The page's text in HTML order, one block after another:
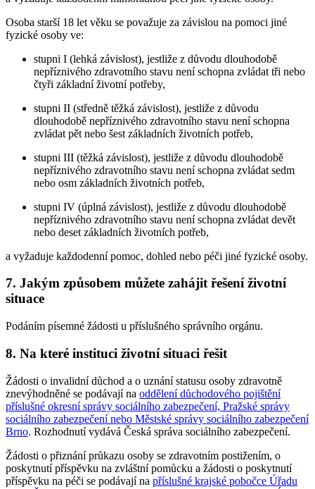
Osoba starší 18 let věku se považuje za závislou na pomoci jiné
fyzické osoby ve:
stupni I (lehká závislost), jestliže z důvodu dlouhodobě
nepříznivého zdravotního stavu není schopna zvládat tři nebo
čtyři základní životní potřeby,
stupni II (středně těžká závislost), jestliže z důvodu
dlouhodobě nepříznivého zdravotního stavu není schopna
zvládat pět nebo šest základních životních potřeb,
stupni III (těžká závislost), jestliže z důvodu dlouhodobě
nepříznivého zdravotního stavu není schopna zvládat sedm
nebo osm základních životních potřeb,
stupni IV (úplná závislost), jestliže z důvodu dlouhodobě
nepříznivého zdravotního stavu není schopna zvládat devět
nebo deset základních životních potřeb,
a vyžaduje každodenní pomoc, dohled nebo péči jiné fyzické osoby.
7. Jakým způsobem můžete zahájit řešení životní
situace
Podáním písemné žádosti u příslušného správního orgánu.
8. Na které instituci životní situaci řešit
Žádosti o invalidní důchod a o uznání statusu osoby zdravotně
znevýhodněné se podávají na oddělení důchodového pojištění
příslušné okresní správy sociálního zabezpečení, Pražské správy
sociálního zabezpečení nebo Městské správy sociálního zabezpečení
Brno. Rozhodnutí vydává Česká správa sociálního zabezpečení.
Žádosti o přiznání průkazu osoby se zdravotním postižením, o
poskytnutí příspěvku na zvláštní pomůcku a žádosti o poskytnutí
příspěvku na péči se podávají na příslušné krajské pobočce Úřadu